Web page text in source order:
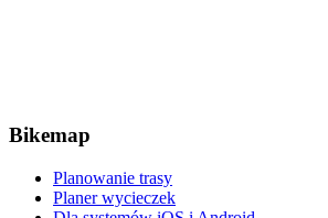
Bikemap
Planowanie trasy
Planer wycieczek